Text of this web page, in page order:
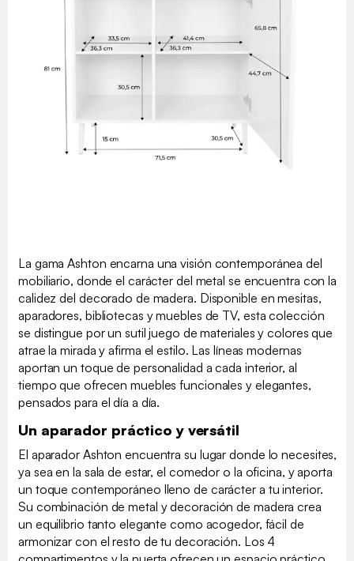
La gama Ashton encarna una visión contemporánea del
mobiliario, donde el carácter del metal se encuentra con la
calidez del decorado de madera. Disponible en mesitas,
aparadores, bibliotecas y muebles de TV, esta colección
se distingue por un sutil juego de materiales y colores que
atrae la mirada y afirma el estilo. Las líneas modernas
aportan un toque de personalidad a cada interior, al
tiempo que ofrecen muebles funcionales y elegantes,
pensados para el día a día.
Un aparador práctico y versátil
El aparador Ashton encuentra su lugar donde lo necesites,
ya sea en la sala de estar, el comedor o la oficina, y aporta
un toque contemporáneo lleno de carácter a tu interior.
Su combinación de metal y decoración de madera crea
un equilibrio tanto elegante como acogedor, fácil de
armonizar con el resto de tu decoración. Los 4